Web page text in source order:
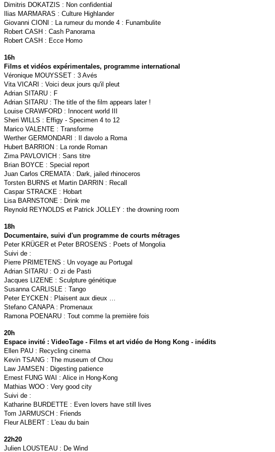
Dimitris DOKATZIS : Non confidential
Ilias MARMARAS : Culture Highlander
Giovanni CIONI : La rumeur du monde 4 : Funambulite
Robert CASH : Cash Panorama
Robert CASH : Ecce Homo
16h
Films et vidéos expérimentales, programme international
Véronique MOUYSSET : 3 Avés
Vita VICARI : Voici deux jours qu'il pleut
Adrian SITARU : F
Adrian SITARU : The title of the film appears later !
Louise CRAWFORD : Innocent world III
Sheri WILLS : Effigy - Specimen 4 to 12
Marico VALENTE : Transforme
Werther GERMONDARI : Il davolo a Roma
Hubert BARRION : La ronde Roman
Zima PAVLOVICH : Sans titre
Brian BOYCE : Special report
Juan Carlos CREMATA : Dark, jailed rhinoceros
Torsten BURNS et Martin DARRIN : Recall
Caspar STRACKE : Hobart
Lisa BARNSTONE : Drink me
Reynold REYNOLDS et Patrick JOLLEY : the drowning room
18h
Documentaire, suivi d'un programme de courts métrages
Peter KRÜGER et Peter BROSENS : Poets of Mongolia
Suivi de :
Pierre PRIMETENS : Un voyage au Portugal
Adrian SITARU : O zi de Pasti
Jacques LIZENE : Sculpture génétique
Susanna CARLISLE : Tango
Peter EYCKEN : Plaisent aux dieux …
Stefano CANAPA : Promenaux
Ramona POENARU : Tout comme la première fois
20h
Espace invité : VideoTage - Films et art vidéo de Hong Kong - inédits
Ellen PAU : Recycling cinema
Kevin TSANG : The museum of Chou
Law JAMSEN : Digesting patience
Ernest FUNG WAI : Alice in Hong-Kong
Mathias WOO : Very good city
Suivi de :
Katharine BURDETTE : Even lovers have still lives
Tom JARMUSCH : Friends
Fleur ALBERT : L'eau du bain
22h20
Julien LOUSTEAU : De Wind